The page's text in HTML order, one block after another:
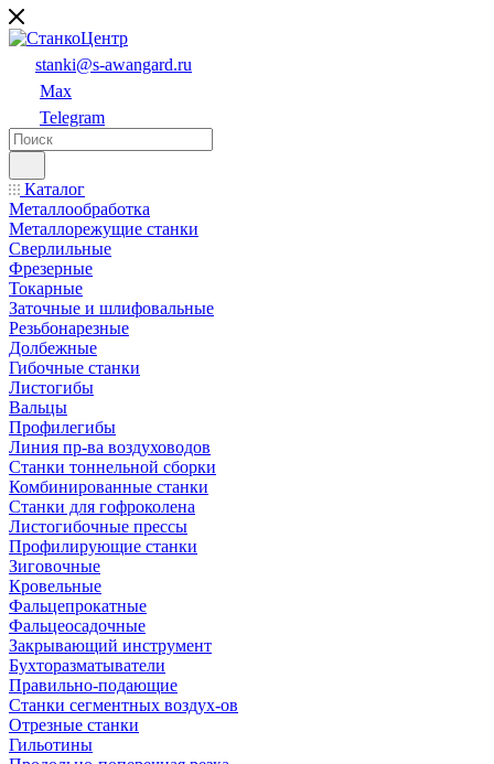
stanki@s-awangard.ru
Max
Telegram
Каталог
Металлообработка
Металлорежущие станки
Сверлильные
Фрезерные
Токарные
Заточные и шлифовальные
Резьбонарезные
Долбежные
Гибочные станки
Листогибы
Вальцы
Профилегибы
Линия пр-ва воздуховодов
Станки тоннельной сборки
Комбинированные станки
Станки для гофроколена
Листогибочные прессы
Профилирующие станки
Зиговочные
Кровельные
Фальцепрокатные
Фальцеосадочные
Закрывающий инструмент
Бухторазматыватели
Правильно-подающие
Станки сегментных воздух-ов
Отрезные станки
Гильотины